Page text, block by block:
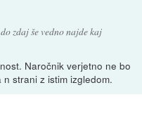
zdaj še vedno najde kaj
Naročnik verjetno ne bo
strani z istim izgledom.